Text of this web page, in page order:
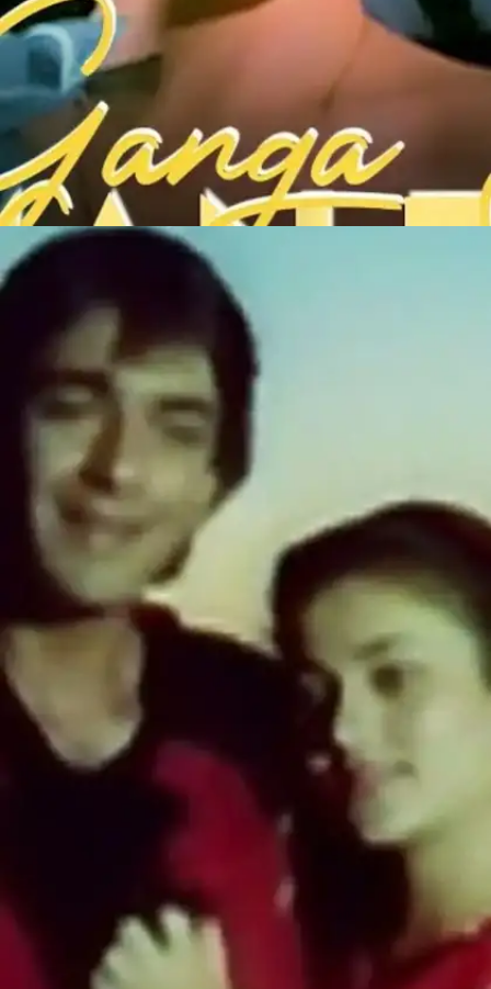
​​Ganga Jaisa Man Tera (गंगा जैसा मन तेरा)​​
इस गाने को लोग आज भी सुनते हैं।